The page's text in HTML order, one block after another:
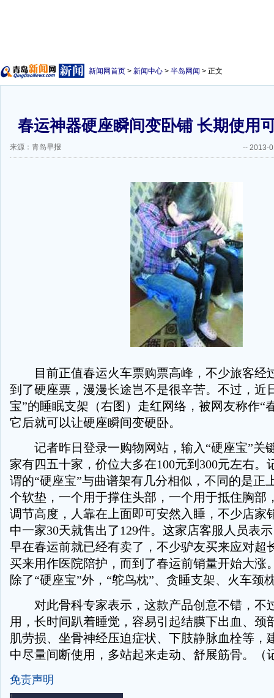
新闻网首页 > 新闻中心 > 半岛网闻 > 正文
春运神器硬座瞬间变卧铺 长期使用
来源：青岛早报 -- 2013-
目前正值春运火车票购票高峰，不少旅客经
到了硬座票，漫漫长途岂不是很辛苦。不过，近
宝”的睡眠支架（右图）走红网络，被网友称作“
它后就可以让硬座瞬间变硬卧。
记者昨日登录一购物网站，输入“硬座宝”关
家有四五十家，价位大多在100元到300元左右。
谓的“硬座宝”与曲谱架有几分相似，不同的是正
个软垫，一个用于撑住头部，一个用于抵住胸部
调节高度，人靠在上面即可安然入睡，不少店家
中一家30天就售出了129件。这家店客服人员表
早在春运前就已经有卖了，不少驴友买来应对超
买来用作医院陪护，而到了春运前销量开始大涨
除了“硬座宝”外，“鸵鸟枕”、贪睡支架、火车颈
对此骨科专家表示，这款产品创意不错，不
用，长时间趴着睡觉，容易引起结膜下出血、颈
肌劳损、坐骨神经压迫症状、下肢静脉血栓等，
中尽量间断使用，多站起来走动、舒展筋骨。（
免责声明